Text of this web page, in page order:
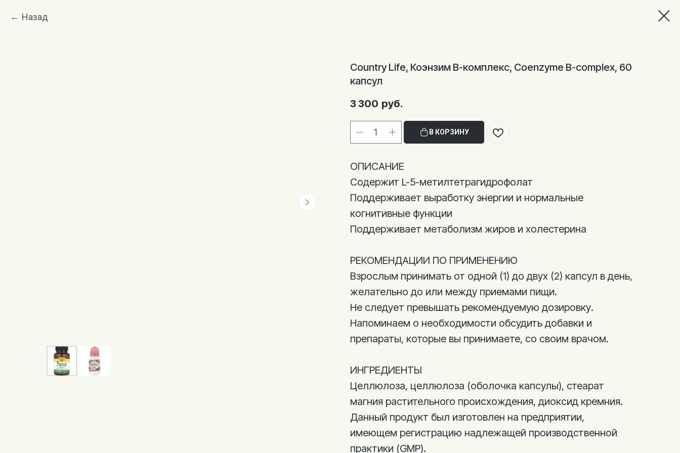
Назад
Country Life, Коэнзим В-комплекс, Coenzyme B-complex, 60
капсул
3 300 руб.
В КОРЗИНУ
ОПИСАНИЕ
Содержит L-5-метилтетрагидрофолат
Поддерживает выработку энергии и нормальные
когнитивные функции
Поддерживает метаболизм жиров и холестерина
РЕКОМЕНДАЦИИ ПО ПРИМЕНЕНИЮ
Взрослым принимать от одной (1) до двух (2) капсул в день,
желательно до или между приемами пищи.
Не следует превышать рекомендуемую дозировку.
Напоминаем о необходимости обсудить добавки и
препараты, которые вы принимаете, со своим врачом.
ИНГРЕДИЕНТЫ
Целлюлоза, целлюлоза (оболочка капсулы), стеарат
магния растительного происхождения, диоксид кремния.
Данный продукт был изготовлен на предприятии,
имеющем регистрацию надлежащей производственной
практики (GMP).